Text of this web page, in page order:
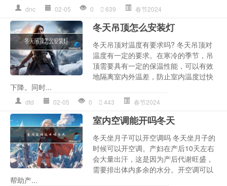
dnc 02-05 0 639 春节2024
冬天吊顶怎么安装灯
冬天吊顶对温度有要求吗? 冬天吊顶对
温度有一定的要求。在寒冷的季节，吊
顶需要具有一定的保温性能，可以有效
地隔离室内外温差，防止室内温度过快
下降。同时...
dtd 02-05 0 443 春节2024
室内空调能开吗冬天
冬天坐月子可以开空调吗 冬天坐月子的
时候可以开空调。产妇在产后10天左右
会大量出汗，这是因为产后代谢旺盛，
需要排出体内多余的水分。开空调可以
帮助产...